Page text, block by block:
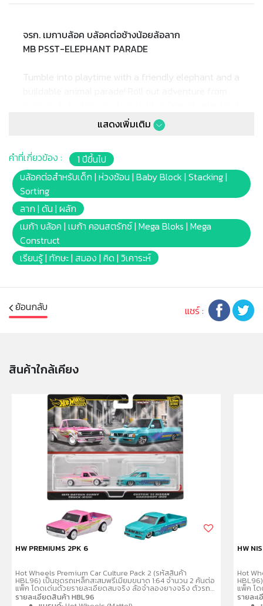
จรก. เมกาบล้อค บล้อคต่อช้างน้อยล้อลาก
MB PSST-ELEPHANT PARADE
Tumble into playtime with a friendly elephant and a
and a parade of colorful animal friends! Pull the
elephant to make the building blocks spin inside the
the lid as a building plate to build a hippo, monkey,
toucan and giraffe, matching each animal to the
right color. Connect the animals together behind the
elephant and pull them all along on their rolling
wheelbases to create an animal parade! When the
parade goes home for the day, cleanup is quick and
easy when you store everything away inside the
tumbler bin!
tumbler
• Buildable hippopotamus, giraffe, monkey, and
toucan
• Learn through color association
• Tumbler opens for building block storage
• Perfect for little hands
• Hands-on play for early childhood development
• Combine with other Mega® Bloks preschool toys
and build them up!
Battery Info: No batteries required
Ages: 1 - 5 years
สินค้าอาจมีการเปลี่ยนแปลงลวดลาย สีสันบนผลิตภัณฑ์ หรือ
แพ็คเกจโดยร้านฯอาจไม่สามารถแจ้งให้ทราบล่วงหน้า และสี
การตั้งค่าการแสดงผลสีของแต่ละหน้าจอ
คำเตือน/ข้อห้าม:
แสดงเพิ่มเติม
คำที่เกี่ยวข้อง :
1 ปีขึ้นไป
บล้อคต่อสำหรับเด็ก | ห่วงซ้อน | Baby Block | Stacking |
Sorting
ลาก | ดัน | ผลัก
เมก้า บล้อค | เมก้า คอนสตรักซ์ | Mega Bloks | Mega
Construct
เรียนรู้ | ทักษะ | สมอง | คิด | วิเคาระห์
ย้อนกลับ แชร์ :
สินค้าใกล้เคียง
HW PREMIUMS 2PK 6
Hot Wheels Premium Car Culture Pack 2 (รหัสสินค้า
HBL96) เป็นชุดรถเหล็กสะสมพรีเมียมขนาด 1:64 จำนวน 2 คันต่อ
แพ็ค โดดเด่นด้วยรายละเอียดสมจริง ล้อจำลองยางจริง ตัวรถ
และฐานผลิตจากโลหะ (Metal/Metal) คละแบบรถสปอร์ตและรถ
แข่งที่เป็นที่นิยม เช่น Porsche, Audi, Nissan เหมาะสำหรับนัก
รายละเอียดสินค้า HBL96
HW
Hot
แพ็ค โ
และฐา
แข่งที่เ
รายละ